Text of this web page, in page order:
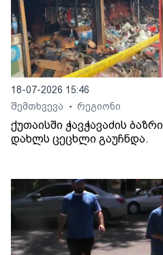
18-07-2026 15:46
შემთხვევა
• რეგიონი
ქუთაისში ჭავჭავაძის
დახლს ცეცხლი გაუჩნდა.